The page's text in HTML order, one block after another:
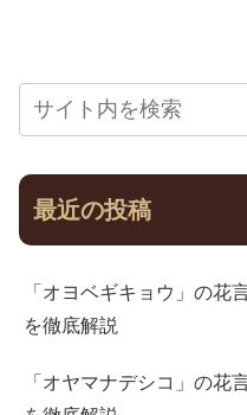
最近の投稿
「オヨベギキョウ」の花
を徹底解説
「オヤマナデシコ」の花